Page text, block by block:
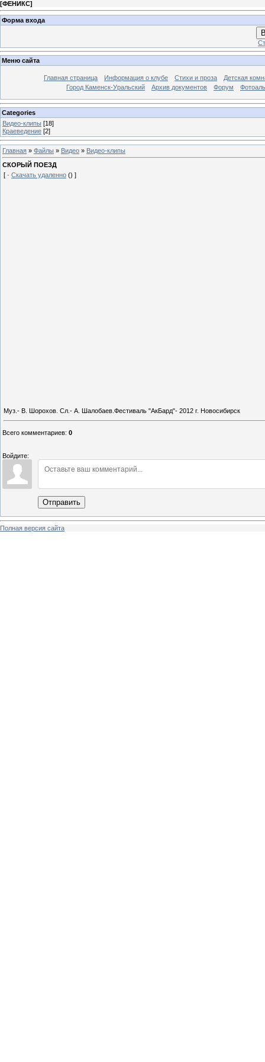
[ФЕНИКС]
Форма входа
Меню сайта
Главная страница Информация о клубе Стихи и проза
Детская
Город Каменск-Уральский
Архив документов Форум
Categories
Видео-клипы [18]
Краеведение [2]
Главная » Файлы » Видео » Видео-клипы
СКОРЫЙ ПОЕЗД
[ · Скачать удаленно () ]
Муз.- В. Шорохов. Сл.- А. Шалобаев.Фестиваль "АкБард"- 2012 г. Новосибирск
Всего комментариев: 0
Войдите:
Отправить
Полная версия сайта